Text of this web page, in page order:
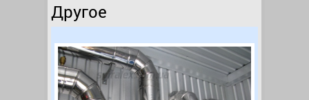
Другое